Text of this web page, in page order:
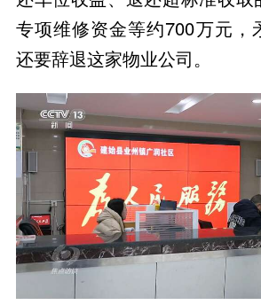
专项维修资金等约700万元，
还要辞退这家物业公司。